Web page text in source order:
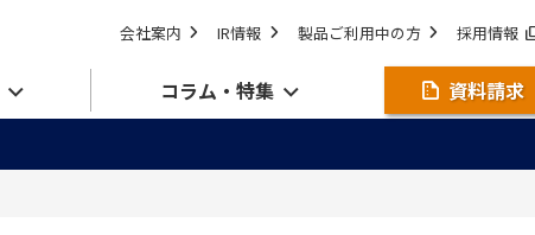
会社案内 IR情報 製品ご利用中の方 採用情報
コラム・特集 資料請求